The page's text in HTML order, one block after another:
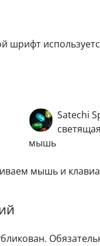
шрифт
Satechi
мышь
мышь и